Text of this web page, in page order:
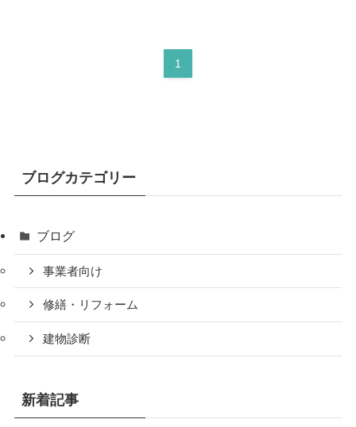
1
ブログカテゴリー
ブログ
事業者向け
修繕・リフォーム
建物診断
新着記事